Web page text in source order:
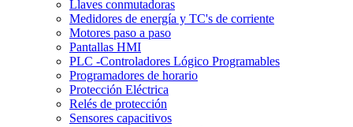
Llaves conmutadoras
Medidores de energía y TC's de corriente
Motores paso a paso
Pantallas HMI
PLC -Controladores Lógico Programables
Programadores de horario
Protección Eléctrica
Relés de protección
Sensores capacitivos